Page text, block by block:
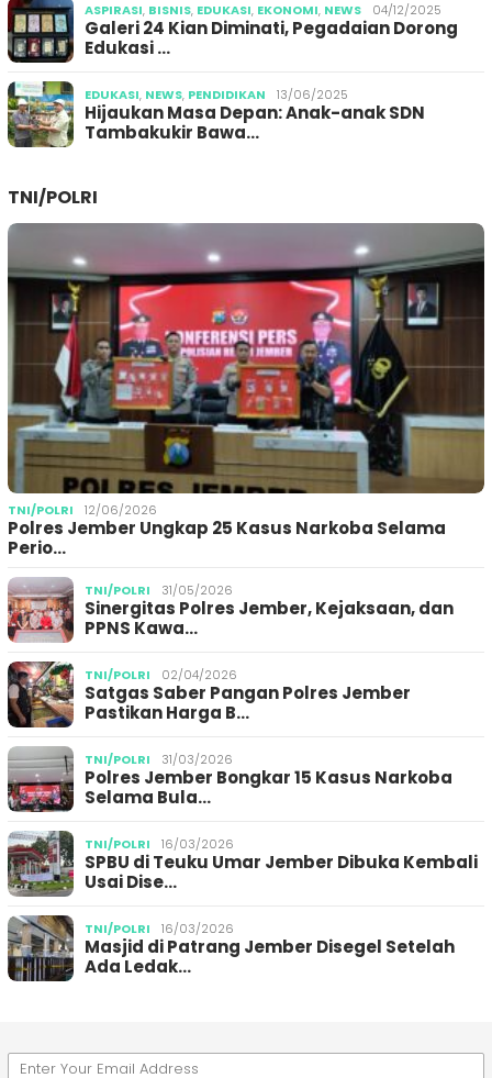
ASPIRASI, BISNIS, EDUKASI, EKONOMI, NEWS 04/12/2025
Galeri 24 Kian Diminati, Pegadaian Dorong
Edukasi …
EDUKASI, NEWS, PENDIDIKAN 13/06/2025
Hijaukan Masa Depan: Anak-anak SDN
Tambakukir Bawa…
TNI/POLRI
TNI/POLRI 12/06/2026
Polres Jember Ungkap 25 Kasus Narkoba Selama
Perio…
TNI/POLRI 31/05/2026
Sinergitas Polres Jember, Kejaksaan, dan
PPNS Kawa…
TNI/POLRI 02/04/2026
Satgas Saber Pangan Polres Jember
Pastikan Harga B…
TNI/POLRI 31/03/2026
Polres Jember Bongkar 15 Kasus Narkoba
Selama Bula…
TNI/POLRI 16/03/2026
SPBU di Teuku Umar Jember Dibuka Kembali
Usai Dise…
TNI/POLRI 16/03/2026
Masjid di Patrang Jember Disegel Setelah
Ada Ledak…